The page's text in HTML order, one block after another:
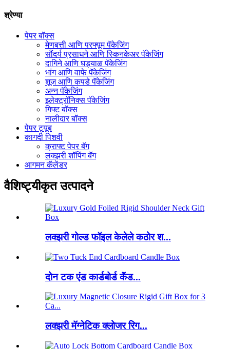
श्रेण्या
पेपर बॉक्स
मेणबत्ती आणि परफ्यूम पॅकेजिंग
सौंदर्य प्रसाधने आणि स्किनकेअर पॅकेजिंग
दागिने आणि घड्याळ पॅकेजिंग
भांग आणि वाफे पॅकेजिंग
शूज आणि कपडे पॅकेजिंग
अन्न पॅकेजिंग
इलेक्ट्रॉनिक्स पॅकेजिंग
गिफ्ट बॉक्स
नालीदार बॉक्स
पेपर ट्यूब
कागदी पिशवी
क्राफ्ट पेपर बॅग
लक्झरी शॉपिंग बॅग
आगमन कॅलेंडर
वैशिष्ट्यीकृत उत्पादने
लक्झरी गोल्ड फॉइल केलेले कठोर श...
दोन टक एंड कार्डबोर्ड कॅंड...
लक्झरी मॅग्नेटिक क्लोजर रिग...